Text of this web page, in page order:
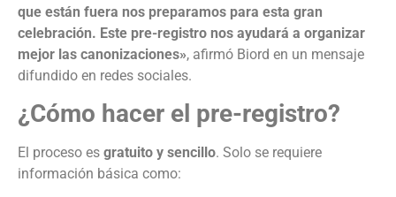
que están fuera nos preparamos para esta gran
celebración. Este pre-registro nos ayudará a organizar
mejor las canonizaciones», afirmó Biord en un mensaje
difundido en redes sociales.
¿Cómo hacer el pre-registro?
El proceso es gratuito y sencillo. Solo se requiere
información básica como: